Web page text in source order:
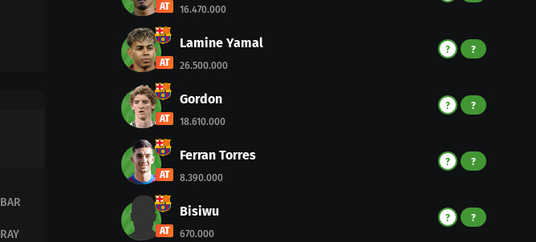
BAR
RAY
AT 16.470.000
AT
Lamine Yamal
26.500.000
? ?
AT
Gordon
18.610.000
? ?
AT
Ferran Torres
8.390.000
? ?
AT
Bisiwu
670.000
? ?